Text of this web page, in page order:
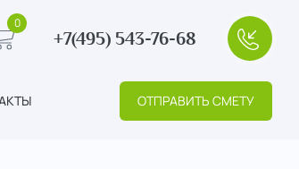
В корзину
0
+7(495) 543-76-68
ОТПРАВИТЬ СМЕТУ